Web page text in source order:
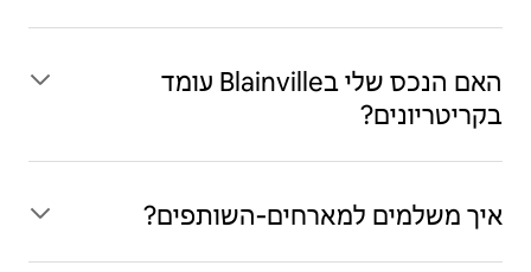
האם הנכס שלי בBlainville עומד
בקריטריונים?
איך משלמים למארחים‑השותפים?